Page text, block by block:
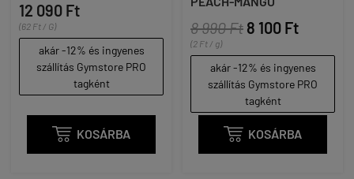
12 090 Ft
(62 Ft / G)
akár -12% és ingyenes
szállítás Gymstore PRO
tagként
 KOSÁRBA
8 990 Ft 8 100 Ft
(2 Ft / g)
akár -12% és ingyenes
szállítás Gymstore PRO
tagként
 KOSÁRBA